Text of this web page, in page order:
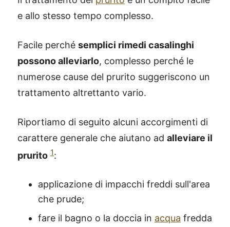
e allo stesso tempo complesso.
Facile perché semplici rimedi casalinghi
possono alleviarlo, complesso perché le
numerose cause del prurito suggeriscono un
trattamento altrettanto vario.
Riportiamo di seguito alcuni accorgimenti di
carattere generale che aiutano ad alleviare il
prurito 1:
applicazione di impacchi freddi sull'area
che prude;
fare il bagno o la doccia in acqua fredda